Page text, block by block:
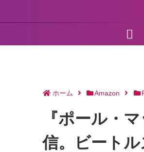
ホーム Amazon
『ポール・
信。ビート